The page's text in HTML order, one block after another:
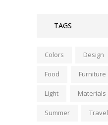
TAGS
Colors Design
Food Furniture
Light Materials
Summer Travel